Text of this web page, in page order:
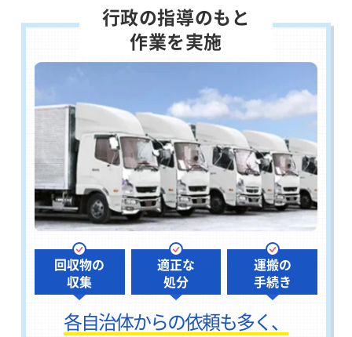
行政の指導のもと
作業を実施
回収物の
収集
適正な
処分
運搬の
手続き
各自治体からの依頼も多く、